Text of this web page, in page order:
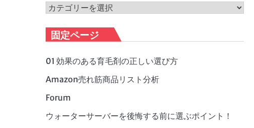
ブ
カ
ゴ
リ
ー
固定ページ
01 効果のある育毛剤の正しい選び方
Amazon売れ筋商品リスト分析
Forum
ウォーターサーバーを後悔する前に選ぶポイント！